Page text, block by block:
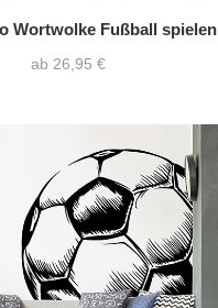
Wortwolke Fußball spielen
ab 26,95 €